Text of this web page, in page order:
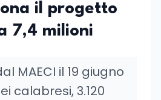
il progetto
7,4 milioni
MAECI il 19 giugno
calabresi, 3.120